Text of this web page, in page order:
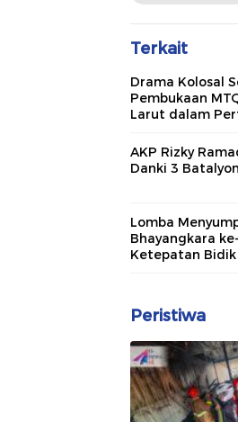
Terkait
Drama Kolosal
Pembukaan
Larut dalam
AKP Rizky
Danki 3
Lomba
Bhayangkara
Ketepatan Bidik
Peristiwa